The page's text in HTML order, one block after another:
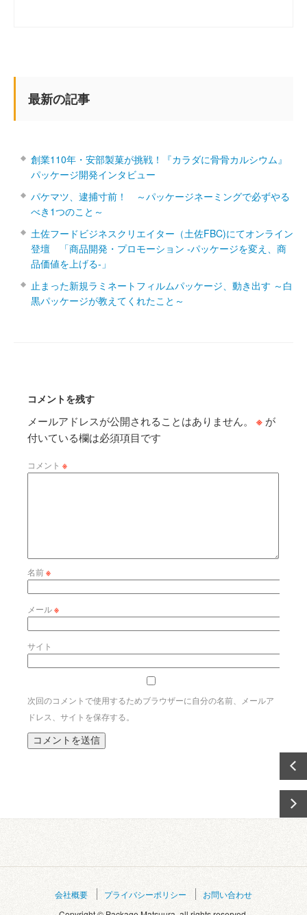
最新の記事
創業110年・安部製菓が挑戦！『カラダに骨骨カルシウム』
パッケージ開発インタビュー
パケマツ、逮捕寸前！ ～パッケージネーミングで必ずやる
べき1つのこと～
土佐フードビジネスクリエイター（土佐FBC)にてオンライン
登壇 「商品開発・プロモーション ‐パッケージを変え、商
品価値を上げる‐」
止まった新規ラミネートフィルムパッケージ、動き出す ～白
黒パッケージが教えてくれたこと～
コメントを残す
メールアドレスが公開されることはありません。 ※ が
付いている欄は必須項目です
コメント ※
名前※
メール※
サイト
次回のコメントで使用するためブラウザーに自分の名前、メールア
ドレス、サイトを保存する。
会社概要 プライバシーポリシー
お問い合わせ